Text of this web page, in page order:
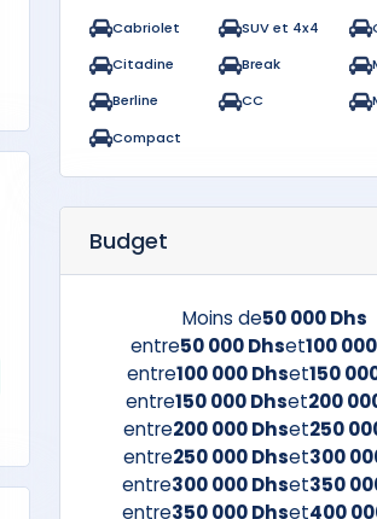
Cabriolet SUV et 4x4
Citadine
Break
Berline
CC
Compact
Budget
Moins de50 000 Dhs
entre50 000 Dhset100
entre100 000 Dhset150
entre150 000 Dhset200
entre200 000 Dhset250
entre250 000 Dhset300
entre300 000 Dhset350
entre350 000 Dhset400